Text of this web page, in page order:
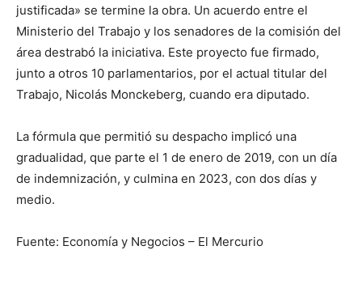
justificada» se termine la obra. Un acuerdo entre el
Ministerio del Trabajo y los senadores de la comisión del
área destrabó la iniciativa. Este proyecto fue firmado,
junto a otros 10 parlamentarios, por el actual titular del
Trabajo, Nicolás Monckeberg, cuando era diputado.
La fórmula que permitió su despacho implicó una
gradualidad, que parte el 1 de enero de 2019, con un día
de indemnización, y culmina en 2023, con dos días y
medio.
Fuente: Economía y Negocios – El Mercurio